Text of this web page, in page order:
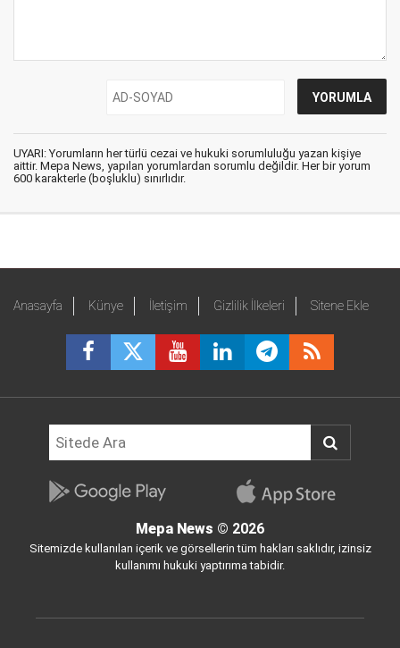
UYARI: Yorumların her türlü cezai ve hukuki sorumluluğu yazan kişiye
aittir. Mepa News, yapılan yorumlardan sorumlu değildir. Her bir yorum
600 karakterle (boşluklu) sınırlıdır.
Anasayfa Künye İletişim Gizlilik İlkeleri Sitene Ekle
Mepa News © 2026
Sitemizde kullanılan içerik ve görsellerin tüm hakları saklıdır, izinsiz
kullanımı hukuki yaptırıma tabidir.